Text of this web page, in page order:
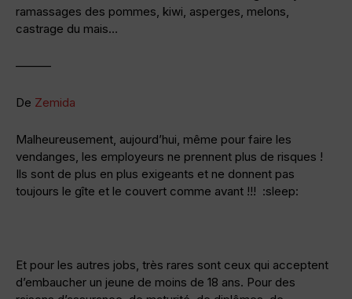
ramassages des pommes, kiwi, asperges, melons,
castrage du mais…
———
De Zemida
Malheureusement, aujourd’hui, même pour faire les
vendanges, les employeurs ne prennent plus de risques !
Ils sont de plus en plus exigeants et ne donnent pas
toujours le gîte et le couvert comme avant !!! :sleep:
Et pour les autres jobs, très rares sont ceux qui acceptent
d’embaucher un jeune de moins de 18 ans. Pour des